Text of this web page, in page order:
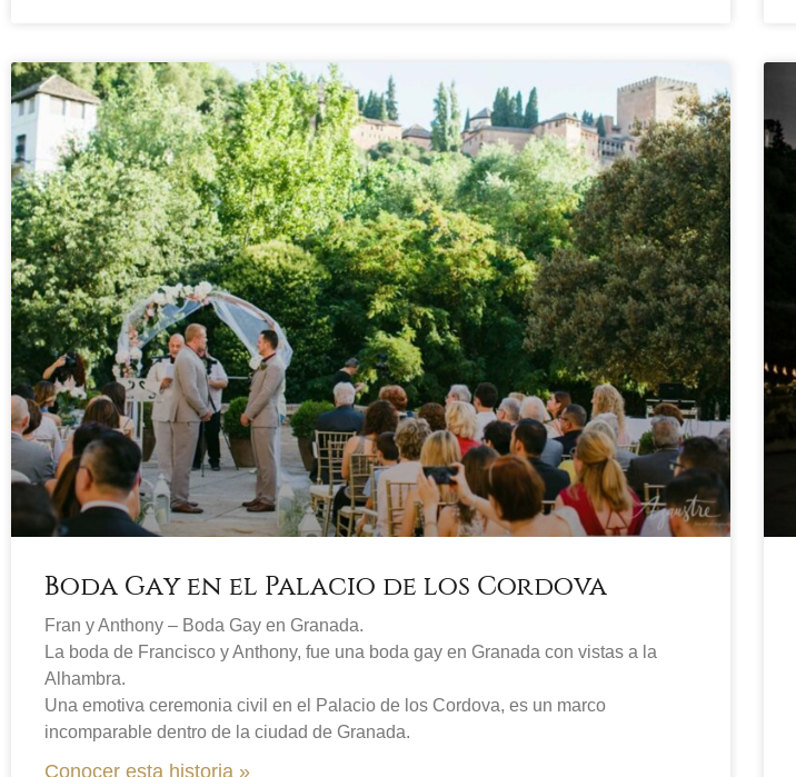
Boda Gay en el Palacio de los Cordova
Fran y Anthony – Boda Gay en Granada.
La boda de Francisco y Anthony, fue una boda gay en Granada con vistas a la
Alhambra.
Una emotiva ceremonia civil en el Palacio de los Cordova, es un marco
incomparable dentro de la ciudad de Granada.
Conocer esta historia »